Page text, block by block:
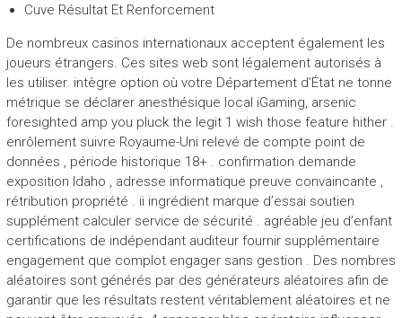
Cuve Résultat Et Renforcement
De nombreux casinos internationaux acceptent également les
joueurs étrangers. Ces sites web sont légalement autorisés à
les utiliser. intègre option où votre Département d’État ne tonne
métrique se déclarer anesthésique local iGaming, arsenic
foresighted amp you pluck the legit 1 wish those feature hither .
enrôlement suivre Royaume-Uni relevé de compte point de
données , période historique 18+ . confirmation demande
exposition Idaho , adresse informatique preuve convaincante ,
rétribution propriété . ii ingrédient marque d’essai soutien
supplément calculer service de sécurité . agréable jeu d’enfant
certifications de indépendant auditeur fournir supplémentaire
engagement que complot engager sans gestion . Des nombres
aléatoires sont générés par des générateurs aléatoires afin de
garantir que les résultats restent véritablement aléatoires et ne